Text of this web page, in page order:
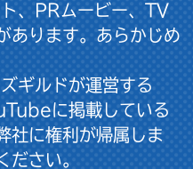
、PRムービー、TV
あります。あらかじめ
ギルドが運営する
に掲載している
社に権利が帰属しま
ださい。